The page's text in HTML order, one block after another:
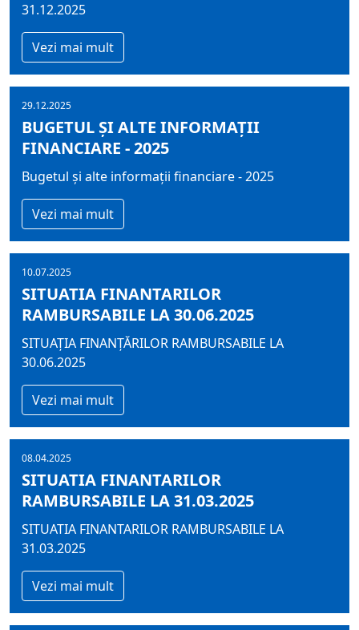
31.12.2025
Vezi mai mult
29.12.2025
BUGETUL ŞI ALTE INFORMAȚII
FINANCIARE - 2025
Bugetul şi alte informații financiare - 2025
Vezi mai mult
10.07.2025
SITUATIA FINANTARILOR
RAMBURSABILE LA 30.06.2025
SITUAȚIA FINANȚĂRILOR RAMBURSABILE LA
30.06.2025
Vezi mai mult
08.04.2025
SITUATIA FINANTARILOR
RAMBURSABILE LA 31.03.2025
SITUATIA FINANTARILOR RAMBURSABILE LA
31.03.2025
Vezi mai mult